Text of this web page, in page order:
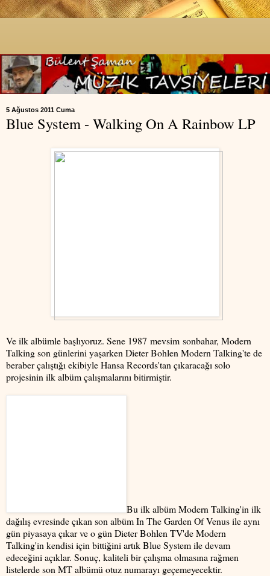
5 Ağustos 2011 Cuma
Blue System - Walking On A Rainbow LP
Ve ilk albümle başlıyoruz. Sene 1987 mevsim sonbahar, Modern
Talking son günlerini yaşarken Dieter Bohlen Modern Talking'te de
beraber çalıştığı ekibiyle Hansa Records'tan çıkaracağı solo
projesinin ilk albüm çalışmalarını bitirmiştir.
Bu ilk albüm Modern Talking'in ilk
dağılış evresinde çıkan son albüm In The Garden Of Venus ile aynı
gün piyasaya çıkar ve o gün Dieter Bohlen TV'de Modern
Talking'in kendisi için bittiğini artık Blue System ile devam
edeceğini açıklar. Sonuç, kaliteli bir çalışma olmasına rağmen
listelerde son MT albümü otuz numarayı geçemeyecektir.